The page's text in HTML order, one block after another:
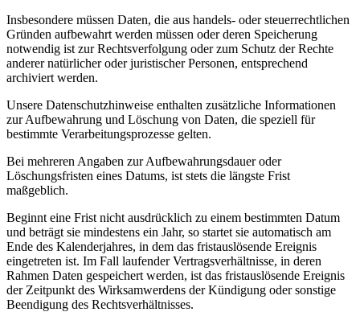
Insbesondere müssen Daten, die aus handels- oder steuerrechtlichen
Gründen aufbewahrt werden müssen oder deren Speicherung
notwendig ist zur Rechtsverfolgung oder zum Schutz der Rechte
anderer natürlicher oder juristischer Personen, entsprechend
archiviert werden.
Unsere Datenschutzhinweise enthalten zusätzliche Informationen
zur Aufbewahrung und Löschung von Daten, die speziell für
bestimmte Verarbeitungsprozesse gelten.
Bei mehreren Angaben zur Aufbewahrungsdauer oder
Löschungsfristen eines Datums, ist stets die längste Frist
maßgeblich.
Beginnt eine Frist nicht ausdrücklich zu einem bestimmten Datum
und beträgt sie mindestens ein Jahr, so startet sie automatisch am
Ende des Kalenderjahres, in dem das fristauslösende Ereignis
eingetreten ist. Im Fall laufender Vertragsverhältnisse, in deren
Rahmen Daten gespeichert werden, ist das fristauslösende Ereignis
der Zeitpunkt des Wirksamwerdens der Kündigung oder sonstige
Beendigung des Rechtsverhältnisses.